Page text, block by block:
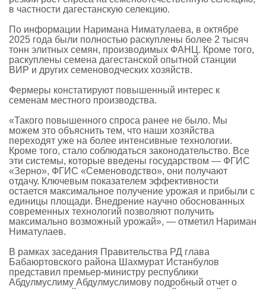
в частности дагестанскую селекцию.
По информации Наримана Ниматулаева, в октябре
2025 года были полностью раскуплены более 2 тысяч
тонн элитных семян, производимых ФАНЦ. Кроме того,
раскуплены семена дагестанской опытной станции
ВИР и других семеноводческих хозяйств.
Фермеры констатируют повышенный интерес к
семенам местного производства.
«Такого повышенного спроса ранее не было. Мы
можем это объяснить тем, что наши хозяйства
переходят уже на более интенсивные технологии.
Кроме того, стало соблюдаться законодательство. Все
эти системы, которые введены государством — ФГИС
«Зерно», ФГИС «Семеноводство», они получают
отдачу. Ключевым показателем эффективности
остается максимальное получение урожая и прибыли с
единицы площади. Внедрение научно обоснованных
современных технологий позволяют получить
максимально возможный урожай», — отметил Нариман
Ниматулаев.
В рамках заседания Правительства РД глава
Бабаюртовского района Шахмурат Истанбулов
представил премьер-министру республики
Абдулмуслиму Абдулмуслимову подробный отчет о